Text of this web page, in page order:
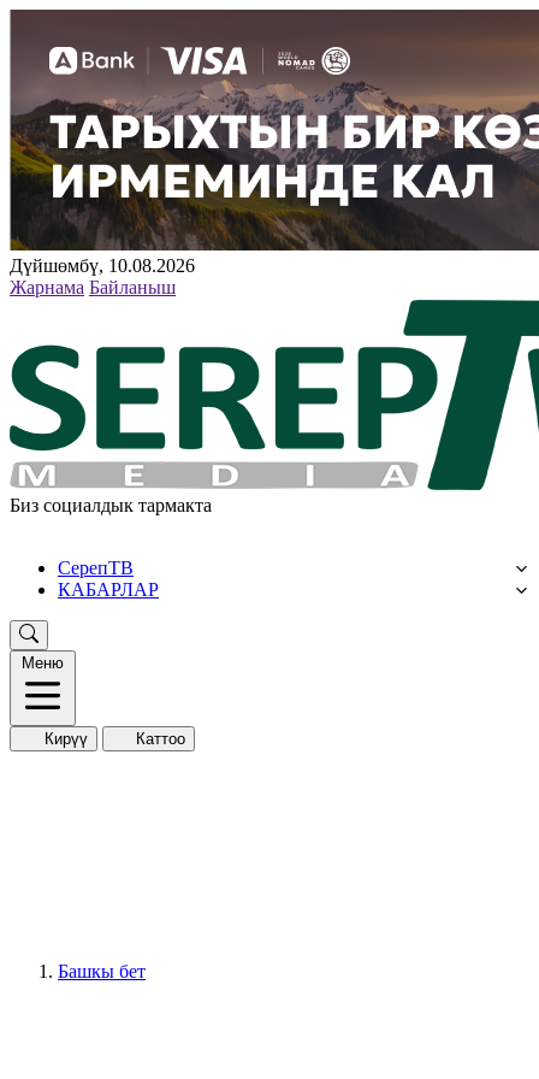
Дүйшөмбү, 10.08.2026
Жарнама Байланыш
Биз социалдык тармакта
СерепТВ
КАБАРЛАР
Меню
Кирүү Каттоо
Башкы бет